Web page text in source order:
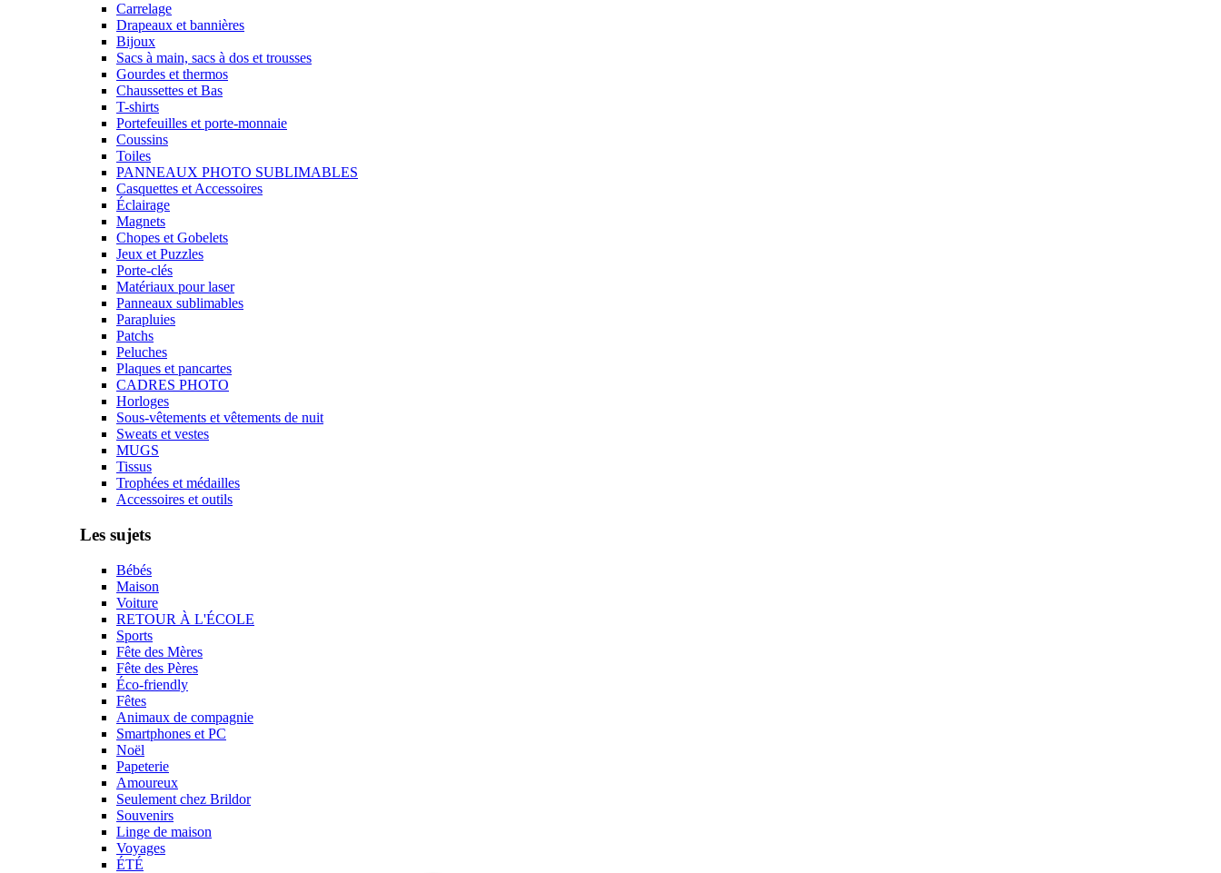
Carrelage
Drapeaux et bannières
Bijoux
Sacs à main, sacs à dos et trousses
Gourdes et thermos
Chaussettes et Bas
T-shirts
Portefeuilles et porte-monnaie
Coussins
Toiles
PANNEAUX PHOTO SUBLIMABLES
Casquettes et Accessoires
Éclairage
Magnets
Chopes et Gobelets
Jeux et Puzzles
Porte-clés
Matériaux pour laser
Panneaux sublimables
Parapluies
Patchs
Peluches
Plaques et pancartes
CADRES PHOTO
Horloges
Sous-vêtements et vêtements de nuit
Sweats et vestes
MUGS
Tissus
Trophées et médailles
Accessoires et outils
Les sujets
Bébés
Maison
Voiture
RETOUR À L'ÉCOLE
Sports
Fête des Mères
Fête des Pères
Éco-friendly
Fêtes
Animaux de compagnie
Smartphones et PC
Noël
Papeterie
Amoureux
Seulement chez Brildor
Souvenirs
Linge de maison
Voyages
ÉTÉ